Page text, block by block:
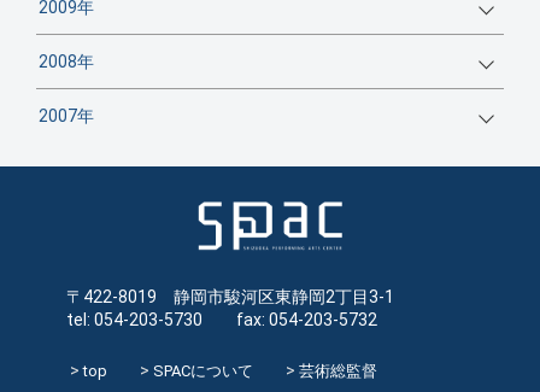
2009年
2008年
2007年
〒422-8019 静岡市駿河区東静岡2丁目3-1
tel: 054-203-5730 fax: 054-203-5732
top SPACについて 芸術総監督